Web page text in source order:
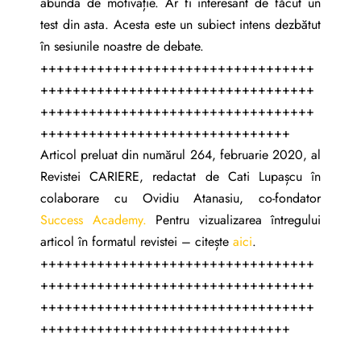
test din asta. Acesta este un subiect intens dezbătut
în sesiunile noastre de debate.
++++++++++++++++++++++++++++++++++
++++++++++++++++++++++++++++++++++
++++++++++++++++++++++++++++++++++
+++++++++++++++++++++++++++++++
Articol preluat din numărul 264, februarie 2020, al
Revistei CARIERE, redactat de Cati Lupașcu în
colaborare cu Ovidiu Atanasiu, co-fondator
Success Academy. Pentru vizualizarea întregului
articol în formatul revistei – citește aici.
++++++++++++++++++++++++++++++++++
++++++++++++++++++++++++++++++++++
++++++++++++++++++++++++++++++++++
+++++++++++++++++++++++++++++++